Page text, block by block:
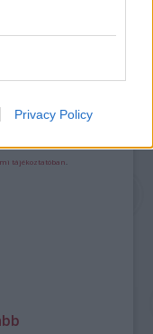
Privacy Policy
id/7909454
semmilyen felelősséget
tájékoztatóban